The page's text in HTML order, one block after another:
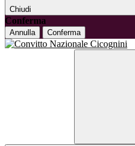
Chiudi
Conferma
Annulla Conferma